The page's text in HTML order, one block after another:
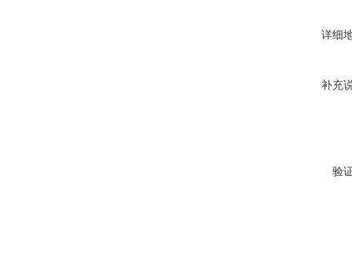
详细
补充
验